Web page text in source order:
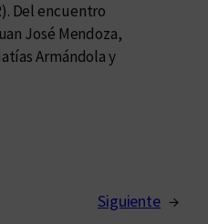
Del encuentro
José Mendoza,
Armándola y
Siguiente →